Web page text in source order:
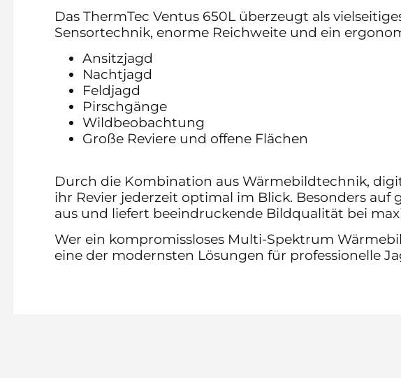
Das ThermTec Ventus 650L überzeugt als
Sensortechnik, enorme Reichweite und ein
Ansitzjagd
Nachtjagd
Feldjagd
Pirschgänge
Wildbeobachtung
Große Reviere und offene Flächen
Durch die Kombination aus Wärmebildtechnik,
ihr Revier jederzeit optimal im Blick. Besonders
aus und liefert beeindruckende Bildqualität bei
Wer ein kompromissloses Multi-Spektrum
eine der modernsten Lösungen für professionelle